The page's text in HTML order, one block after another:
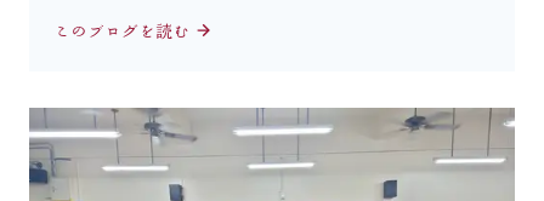
このブログを読む